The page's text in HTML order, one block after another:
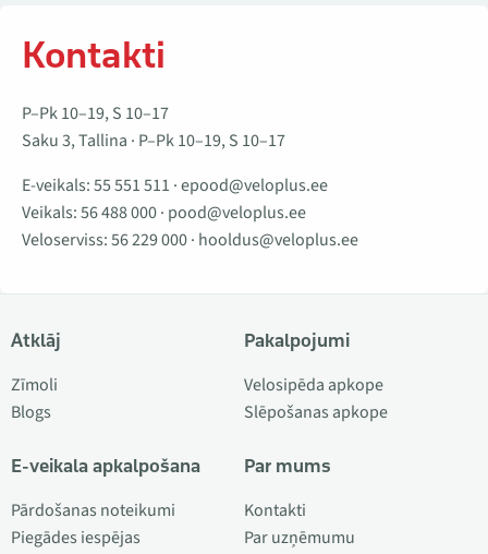
Kontakti
P–Pk 10–19, S 10–17
Saku 3, Tallina · P–Pk 10–19, S 10–17
E-veikals:55 551 511 ·epood@veloplus.ee
Veikals:56 488 000· pood@veloplus.ee
Veloserviss:56 229 000· hooldus@veloplus.ee
Atklāj
Zīmoli
Blogs
E-veikala apkalpošana
Pārdošanas noteikumi
Piegādes iespējas
Pakalpojumi
Velosipēda apkope
Slēpošanas apkope
Par mums
Kontakti
Par uzņēmumu